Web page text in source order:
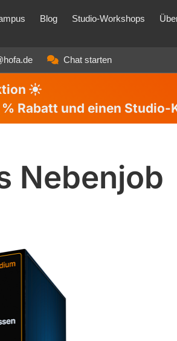
Blog Studio-Workshops
Chat starten
Rabatt und einen Studio-
Nebenjob